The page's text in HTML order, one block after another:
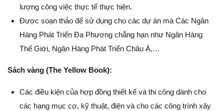
lượng công việc thực tế thực hiện.
Được soạn thảo để sử dụng cho các dự án mà Các Ngân
Hàng Phát Triển Đa Phương chẳng hạn như Ngân Hàng
Thế Giới, Ngân Hàng Phát Triển Châu Á,…
Sách vàng (The Yellow Book):
Các điều kiện của hợp đồng thiết kế và thi công dành cho
các hạng mục cơ, kỹ thuật, điện và cho các công trình xây